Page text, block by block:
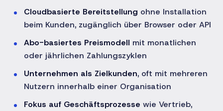
Cloudbasierte Bereitstellung ohne Installation
beim Kunden, zugänglich über Browser oder API
Abo-basiertes Preismodell mit monatlichen
oder jährlichen Zahlungszyklen
Unternehmen als Zielkunden, oft mit mehreren
Nutzern innerhalb einer Organisation
Fokus auf Geschäftsprozesse wie Vertrieb,